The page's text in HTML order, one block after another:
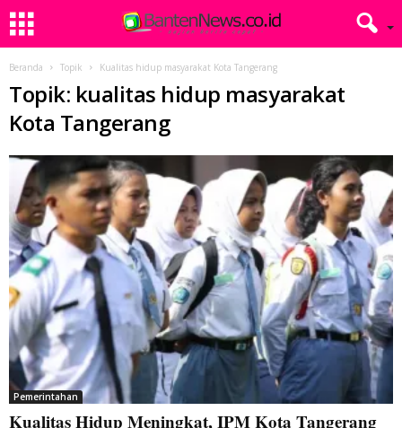
Beranda Topik Kualitas hidup masyarakat Kota Tangerang
Topik: kualitas hidup masyarakat
Kota Tangerang
Pemerintahan
Kualitas Hidup Meningkat, IPM Kota Tangerang